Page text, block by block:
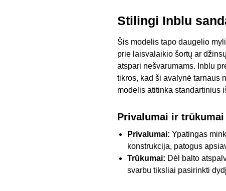
Stilingi Inblu
Šis modelis tapo daugelio
prie laisvalaikio šortų ar
atspari nešvarumams. Inblu
tikros, kad ši avalynė tarnaus
modelis atitinka standartinius
Privalumai ir trūkumai
Privalumai: Ypatingas
konstrukcija, patogus
Trūkumai: Dėl balto
svarbu tiksliai pasirinkti